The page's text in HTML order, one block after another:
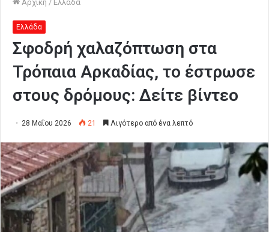
Αρχική / Ελλάδα
Ελλάδα
Σφοδρή χαλαζόπτωση στα
Τρόπαια Αρκαδίας, το έστρωσε
στους δρόμους: Δείτε βίντεο
28 Μαΐου 2026 21 Λιγότερο από ένα λεπτό